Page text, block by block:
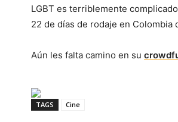
LGBT es terriblemente
22 de días de rodaje en Colombia
Aún les falta camino en su
TAGS Cine